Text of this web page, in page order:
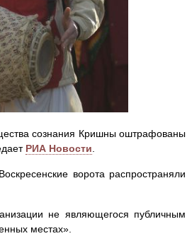
сознания Кришны оштрафованы
РИА Новости
ворота распространяли
не являющегося публичным
местах».